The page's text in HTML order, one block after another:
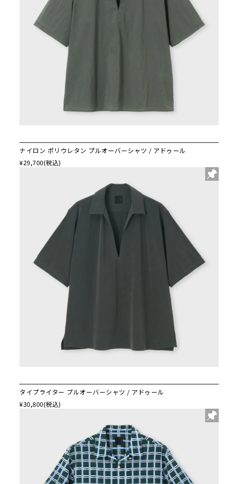
ナイロン ポリウレタン プルオーバーシャツ / アドゥール
¥29,700(税込)
タイプライター プルオーバーシャツ / アドゥール
¥30,800(税込)